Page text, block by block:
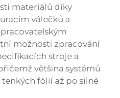
materiálů díky
válečků a
možnosti zpracování
stroje a
většina systémů
fólií až po silné